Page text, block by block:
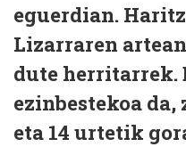
eguerdian.
Lizarraren
dute herritarrek.
ezinbestekoa
eta 14 urtetik